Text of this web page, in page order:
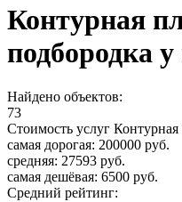
Контурная
подбородка
Найдено объектов:
73
Стоимость услуг
самая дорогая: 200000 руб.
средняя: 27593 руб.
самая дешёвая: 6500 руб.
Средний рейтинг: